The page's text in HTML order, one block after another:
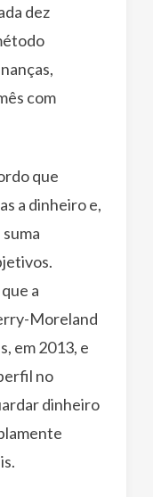
dez
com
que
a dinheiro e,
a
Moreland
em 2013, e
no
dinheiro